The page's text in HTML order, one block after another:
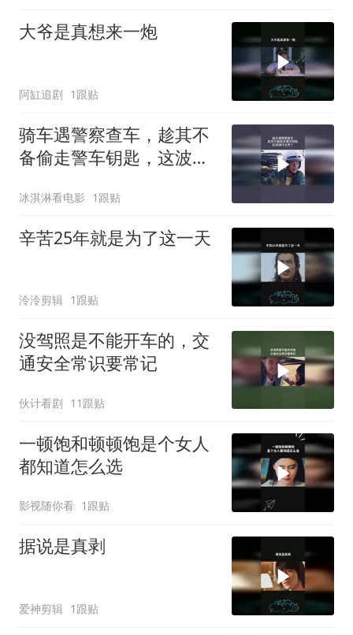
大爷是真想来一炮
阿缸追剧 1跟贴
骑车遇警察查车，趁其不
备偷走警车钥匙，这波操
冰淇淋看电影 1跟贴
辛苦25年就是为了这一天
泠泠剪辑 1跟贴
没驾照是不能开车的，交
通安全常识要常记
伙计看剧 11跟贴
一顿饱和顿顿饱是个女人
都知道怎么选
影视随你看 1跟贴
据说是真剥
爱神剪辑 1跟贴